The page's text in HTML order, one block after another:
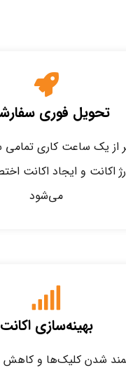
تحویل فوری
از یک ساعت کاری تمامی
اکانت و ایجاد اکانت
می‌شود
بهینه‌سازی اکانت
شدن کلیک‌ها و کاهش